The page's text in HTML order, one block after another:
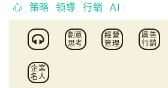
心 策略 領導 行銷 AI
創意
思考
經營
管理
廣告
行銷
企業
名人